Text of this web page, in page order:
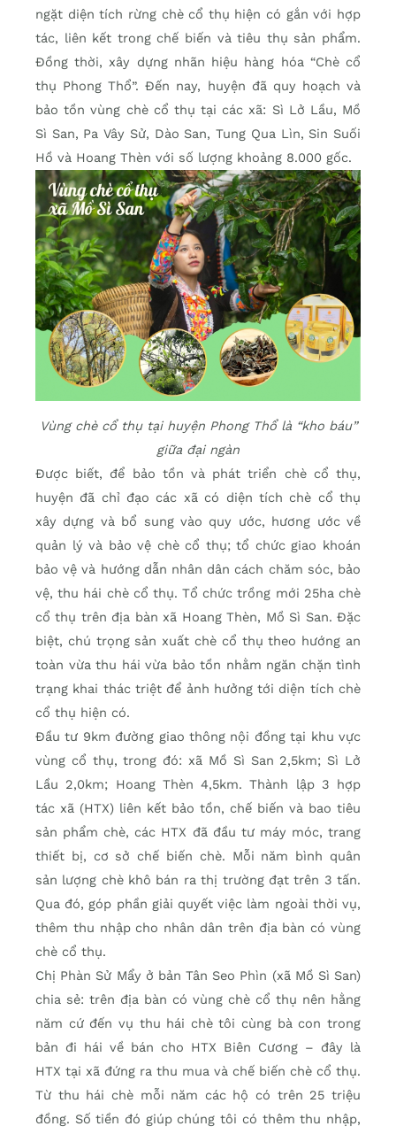
ngặt diện tích rừng chè cổ thụ hiện có gắn với hợp
tác, liên kết trong chế biến và tiêu thụ sản phẩm.
Đồng thời, xây dựng nhãn hiệu hàng hóa “Chè cổ
thụ Phong Thổ”. Đến nay, huyện đã quy hoạch và
bảo tồn vùng chè cổ thụ tại các xã: Sì Lở Lầu, Mồ
Sì San, Pa Vây Sử, Dào San, Tung Qua Lìn, Sin Suối
Hồ và Hoang Thèn với số lượng khoảng 8.000 gốc.
Vùng chè cổ thụ tại huyện Phong Thổ là “kho báu”
giữa đại ngàn
Được biết, để bảo tồn và phát triển chè cổ thụ,
huyện đã chỉ đạo các xã có diện tích chè cổ thụ
xây dựng và bổ sung vào quy ước, hương ước về
quản lý và bảo vệ chè cổ thụ; tổ chức giao khoán
bảo vệ và hướng dẫn nhân dân cách chăm sóc, bảo
vệ, thu hái chè cổ thụ. Tổ chức trồng mới 25ha chè
cổ thụ trên địa bàn xã Hoang Thèn, Mồ Sì San. Đặc
biệt, chú trọng sản xuất chè cổ thụ theo hướng an
toàn vừa thu hái vừa bảo tồn nhằm ngăn chặn tình
trạng khai thác triệt để ảnh hưởng tới diện tích chè
cổ thụ hiện có.
Đầu tư 9km đường giao thông nội đồng tại khu vực
vùng cổ thụ, trong đó: xã Mồ Sì San 2,5km; Sì Lở
Lầu 2,0km; Hoang Thèn 4,5km. Thành lập 3 hợp
tác xã (HTX) liên kết bảo tồn, chế biến và bao tiêu
sản phẩm chè, các HTX đã đầu tư máy móc, trang
thiết bị, cơ sở chế biến chè. Mỗi năm bình quân
sản lượng chè khô bán ra thị trường đạt trên 3 tấn.
Qua đó, góp phần giải quyết việc làm ngoài thời vụ,
thêm thu nhập cho nhân dân trên địa bàn có vùng
chè cổ thụ.
Chị Phàn Sử Mẩy ở bản Tân Seo Phìn (xã Mồ Sì San)
chia sẻ: trên địa bàn có vùng chè cổ thụ nên hằng
năm cứ đến vụ thu hái chè tôi cùng bà con trong
bản đi hái về bán cho HTX Biên Cương – đây là
HTX tại xã đứng ra thu mua và chế biến chè cổ thụ.
Từ thu hái chè mỗi năm các hộ có trên 25 triệu
đồng. Số tiền đó giúp chúng tôi có thêm thu nhập,